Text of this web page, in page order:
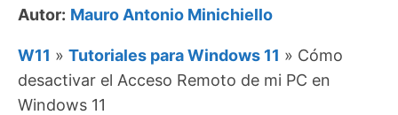
Autor: Mauro Antonio Minichiello
W11 » Tutoriales para Windows 11 » Cómo
desactivar el Acceso Remoto de mi PC en
Windows 11